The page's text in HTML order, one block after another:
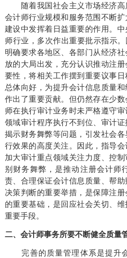
随着我国社会主义市场经济高
会计师行业规模和服务范围不断
建设中发挥着日益重要的作用。
师行业，多次作出重要批示指示。
明确要求各地区、各部门从经济
放的大局出发，充分认识推动注
要性，将相关工作摆到重要议事
总体向好，为提升会计信息质量
作出了重要贡献。但仍然存在少
师在执行审计业务时未严格遵守
领域审计程序执行不到位、审计
揭示财务舞弊等问题，引发社会
行效果的高度关注。因此，指导
加大审计重点领域关注力度、控
别财务舞弊，是推动注册会计师
责、合理保证会计信息质量、帮
决策判断的重要举措，是保障注
的重要基础，是回应社会关切、
重要手段。
二、会计师事务所要不断健全质量
完善的质量管理体系是提升